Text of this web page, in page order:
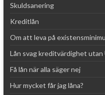
Skuldsanering
Kreditlån
Om att leva på
Lån svag kreditvärdighet utan
Få lån när alla säger nej
Hur mycket får jag låna?